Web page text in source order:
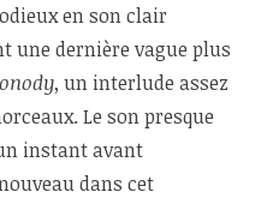
en son clair
une dernière vague plus
, un interlude assez
Le son presque
instant avant
dans cet